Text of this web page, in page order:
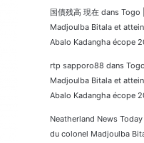
国債残高 現在 dans Togo
Madjoulba Bitala et
Abalo Kadangha écope
rtp sapporo88 dans
Madjoulba Bitala et
Abalo Kadangha écope
Neatherland News Today
du colonel Madjoulba